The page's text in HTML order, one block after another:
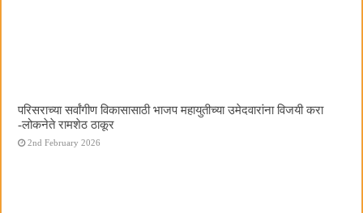
परिसराच्या सर्वांगीण विकासासाठी भाजप महायुतीच्या उमेदवारांना विजयी करा
-लोकनेते रामशेठ ठाकूर
2nd February 2026